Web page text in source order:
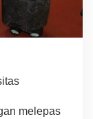
mel epas